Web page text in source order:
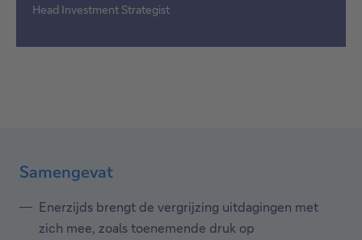
Head Investment Strategist
Samengevat
Enerzijds brengt de vergrijzing uitdagingen met
zich mee, zoals toenemende druk op